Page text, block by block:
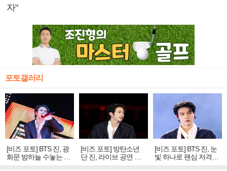
자"
포토갤러리
[비즈 포토] BTS 진, 광
화문 밤하늘 수놓는 '비
주얼 킹'의 열창
[비즈 포토] 방탄소년
단 진, 라이브 공연 중
빛나는 독보적 아우라
[비즈 포토] BTS 진, 눈
빛 하나로 팬심 저격…
독보적 카리스마